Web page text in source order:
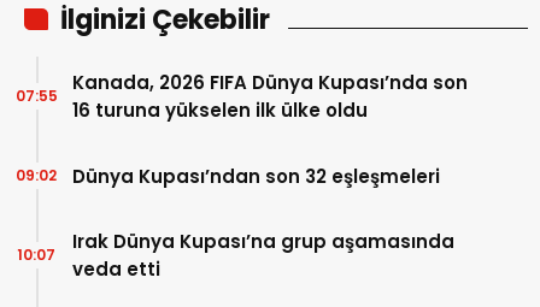
İlginizi Çekebilir
Kanada, 2026 FIFA Dünya Kupası’nda son
16 turuna yükselen ilk ülke oldu
07:55
Dünya Kupası’ndan son 32 eşleşmeleri
09:02
Irak Dünya Kupası’na grup aşamasında
veda etti
10:07